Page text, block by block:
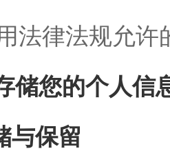
法律法规允
储您的个人信
与保留